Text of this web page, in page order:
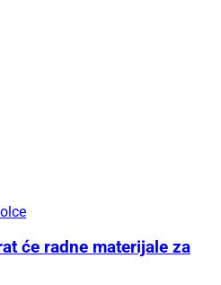
će radne materijale za